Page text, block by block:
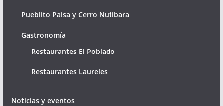
Pueblito Paisa y Cerro Nutibara
Gastronomía
Restaurantes El Poblado
Restaurantes Laureles
Noticias y eventos